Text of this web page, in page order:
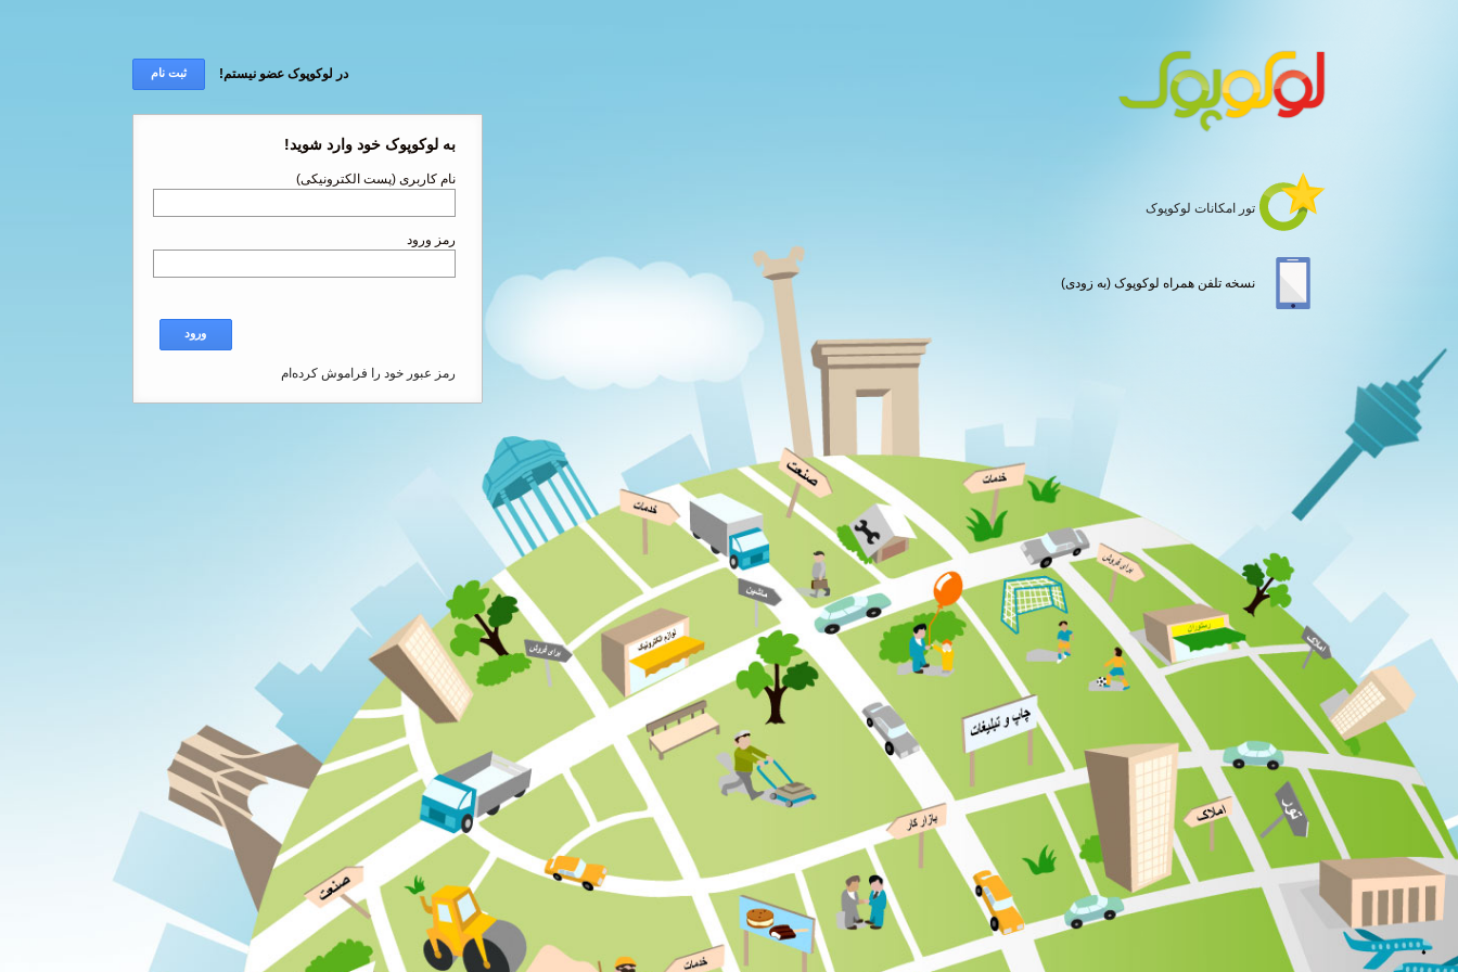
تور امکانات لوکوپوک
نسخه تلفن همراه لوکوپوک (به زودی)
ثبت نام در لوکوپوک عضو نیستم!
به لوکوپوک خود وارد شوید!
نام کاربری (پست الکترونیکی)
رمز ورود
ورود
رمز عبور خود را فراموش کرده‌ام